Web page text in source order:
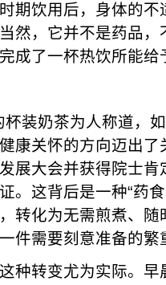
期饮用后，身体的
然，它并不是药品
成了一杯热饮所能给
杯装奶茶为人称道，
康关怀的方向迈出
展大会并获得院士
。这背后是一种“药
转化为无需煎煮、
件需要刻意准备的繁
种转变尤为实际。